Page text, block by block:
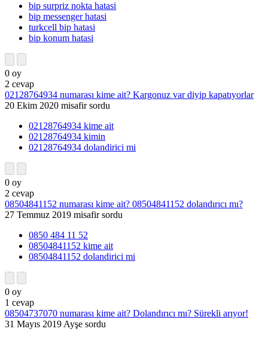
bip surpriz nokta hatasi
bip messenger hatasi
turkcell bip hatasi
bip konum hatasi
0 oy
2 cevap
02128764934 numarası kime ait? Kargonuz var diyip kapatıyorlar
20 Ekim 2020 misafir sordu
02128764934 kime ait
02128764934 kimin
02128764934 dolandirici mi
0 oy
2 cevap
08504841152 numarası kime ait? 08504841152 dolandırıcı mı?
27 Temmuz 2019 misafir sordu
0850 484 11 52
08504841152 kime ait
08504841152 dolandirici mi
0 oy
1 cevap
08504737070 numarası kime ait? Dolandırıcı mı? Sürekli arıyor!
31 Mayıs 2019 Ayşe sordu